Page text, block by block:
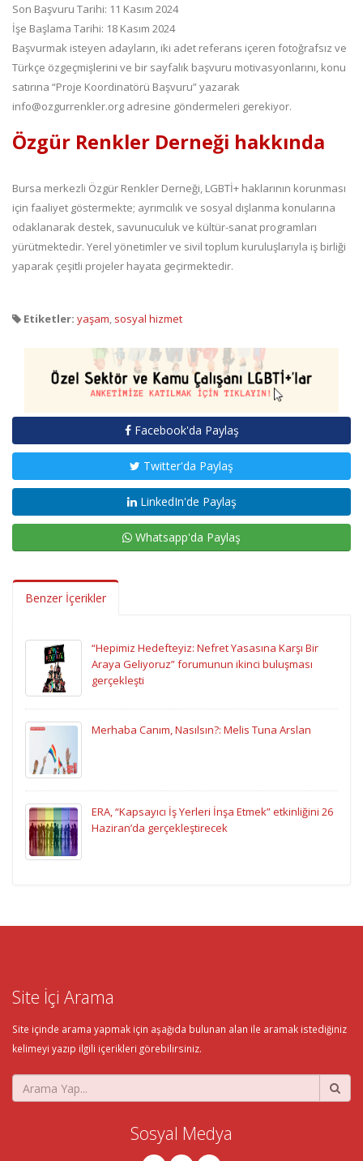
Son Başvuru Tarihi: 11 Kasım 2024
İşe Başlama Tarihi: 18 Kasım 2024
Başvurmak isteyen adayların, iki adet referans içeren fotoğrafsız ve
Türkçe özgeçmişlerini ve bir sayfalık başvuru motivasyonlarını, konu
satırına “Proje Koordinatörü Başvuru” yazarak
info@ozgurrenkler.org adresine göndermeleri gerekiyor.
Özgür Renkler Derneği hakkında
Bursa merkezli Özgür Renkler Derneği, LGBTİ+ haklarının korunması
için faaliyet göstermekte; ayrımcılık ve sosyal dışlanma konularına
odaklanarak destek, savunuculuk ve kültür-sanat programları
yürütmektedir. Yerel yönetimler ve sivil toplum kuruluşlarıyla iş birliği
yaparak çeşitli projeler hayata geçirmektedir.
Etiketler: yaşam, sosyal hizmet
Facebook'da Paylaş
Twitter'da Paylaş
LinkedIn'de Paylaş
Whatsapp'da Paylaş
Benzer İçerikler
“Hepimiz Hedefteyiz: Nefret Yasasına Karşı Bir
Araya Geliyoruz” forumunun ikinci buluşması
gerçekleşti
Merhaba Canım, Nasılsın?: Melis Tuna Arslan
ERA, “Kapsayıcı İş Yerleri İnşa Etmek” etkinliğini 26
Haziran’da gerçekleştirecek
Site İçi Arama
Site içinde arama yapmak için aşağıda bulunan alan ile aramak istediğiniz
kelimeyi yazıp ilgili içerikleri görebilirsiniz.
Sosyal Medya